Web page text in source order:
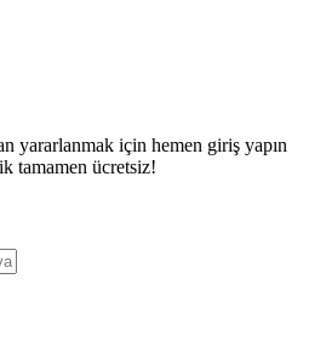
yararlanmak için hemen giriş yapın
tamamen ücretsiz!